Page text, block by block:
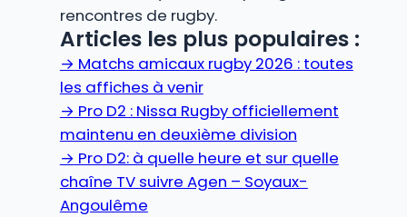
rencontres de rugby.
Articles les plus populaires :
→ Matchs amicaux rugby 2026 : toutes
les affiches à venir
→ Pro D2 : Nissa Rugby officiellement
maintenu en deuxième division
→ Pro D2: à quelle heure et sur quelle
chaîne TV suivre Agen – Soyaux-
Angoulême